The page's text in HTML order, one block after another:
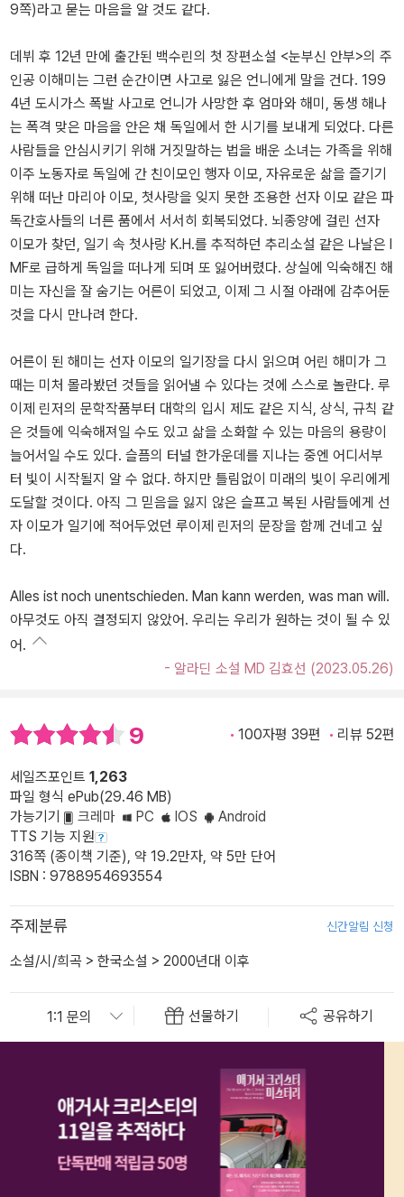
9쪽)라고 묻는 마음을 알 것도 같다.
데뷔 후 12년 만에 출간된 백수린의 첫 장편소설 <눈부신 안부>의 주
인공 이해미는 그런 순간이면 사고로 잃은 언니에게 말을 건다. 199
4년 도시가스 폭발 사고로 언니가 사망한 후 엄마와 해미, 동생 해나
는 폭격 맞은 마음을 안은 채 독일에서 한 시기를 보내게 되었다. 다른
사람들을 안심시키기 위해 거짓말하는 법을 배운 소녀는 가족을 위해
이주 노동자로 독일에 간 친이모인 행자 이모, 자유로운 삶을 즐기기
위해 떠난 마리아 이모, 첫사랑을 잊지 못한 조용한 선자 이모 같은 파
독간호사들의 너른 품에서 서서히 회복되었다. 뇌종양에 걸린 선자
이모가 찾던, 일기 속 첫사랑 K.H.를 추적하던 추리소설 같은 나날은 I
MF로 급하게 독일을 떠나게 되며 또 잃어버렸다. 상실에 익숙해진 해
미는 자신을 잘 숨기는 어른이 되었고, 이제 그 시절 아래에 감추어둔
것을 다시 만나려 한다.
어른이 된 해미는 선자 이모의 일기장을 다시 읽으며 어린 해미가 그
때는 미처 몰라봤던 것들을 읽어낼 수 있다는 것에 스스로 놀란다. 루
이제 린저의 문학작품부터 대학의 입시 제도 같은 지식, 상식, 규칙 같
은 것들에 익숙해져일 수도 있고 삶을 소화할 수 있는 마음의 용량이
늘어서일 수도 있다. 슬픔의 터널 한가운데를 지나는 중엔 어디서부
터 빛이 시작될지 알 수 없다. 하지만 틀림없이 미래의 빛이 우리에게
도달할 것이다. 아직 그 믿음을 잃지 않은 슬프고 복된 사람들에게 선
자 이모가 일기에 적어두었던 루이제 린저의 문장을 함께 건네고 싶
다.
Alles ist noch unentschieden. Man kann werden, was man will.
아무것도 아직 결정되지 않았어. 우리는 우리가 원하는 것이 될 수 있
어.
- 알라딘 소설 MD 김효선 (2023.05.26)
9 100자평 39편 리뷰 52편
세일즈포인트 1,263
파일 형식 ePub(29.46 MB)
가능기기
크레마 PC IOS
Android
TTS 기능 지원
316쪽 (종이책 기준), 약 19.2만자, 약 5만 단어
ISBN : 9788954693554
주제분류 신간알림 신청
소설/시/희곡 > 한국소설 > 2000년대 이후
선물하기 공유하기